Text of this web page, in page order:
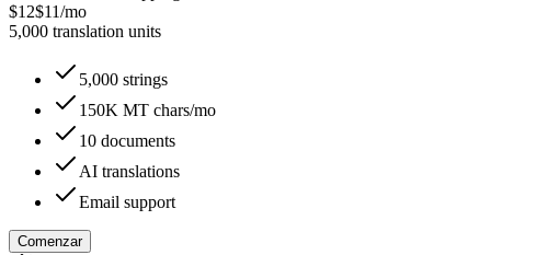
$12$11/mo
5,000 translation units
5,000 strings
150K MT chars/mo
10 documents
AI translations
Email support
Comenzar